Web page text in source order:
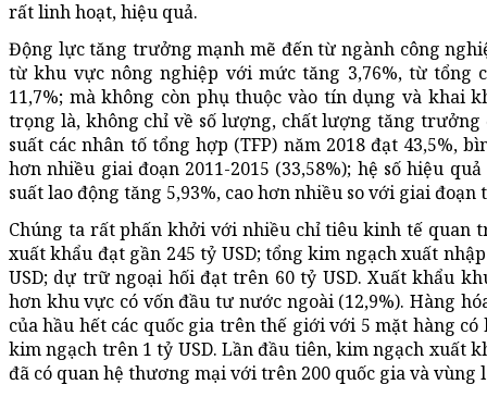
rất linh hoạt, hiệu quả.
Động lực tăng trưởng mạnh mẽ đến từ ngành công
từ khu vực nông nghiệp với mức tăng 3,76%, từ tổng
11,7%; mà không còn phụ thuộc vào tín dụng và khai
trọng là, không chỉ về số lượng, chất lượng tăng
suất các nhân tố tổng hợp (TFP) năm 2018 đạt 43,5%,
hơn nhiều giai đoạn 2011-2015 (33,58%); hệ số hiệu
suất lao động tăng 5,93%, cao hơn nhiều so với giai đoạn
Chúng ta rất phấn khởi với nhiều chỉ tiêu kinh tế quan
xuất khẩu đạt gần 245 tỷ USD; tổng kim ngạch xuất
USD; dự trữ ngoại hối đạt trên 60 tỷ USD. Xuất khẩu
hơn khu vực có vốn đầu tư nước ngoài (12,9%). Hàng
của hầu hết các quốc gia trên thế giới với 5 mặt hàng
kim ngạch trên 1 tỷ USD. Lần đầu tiên, kim ngạch xuất
đã có quan hệ thương mại với trên 200 quốc gia và vùng